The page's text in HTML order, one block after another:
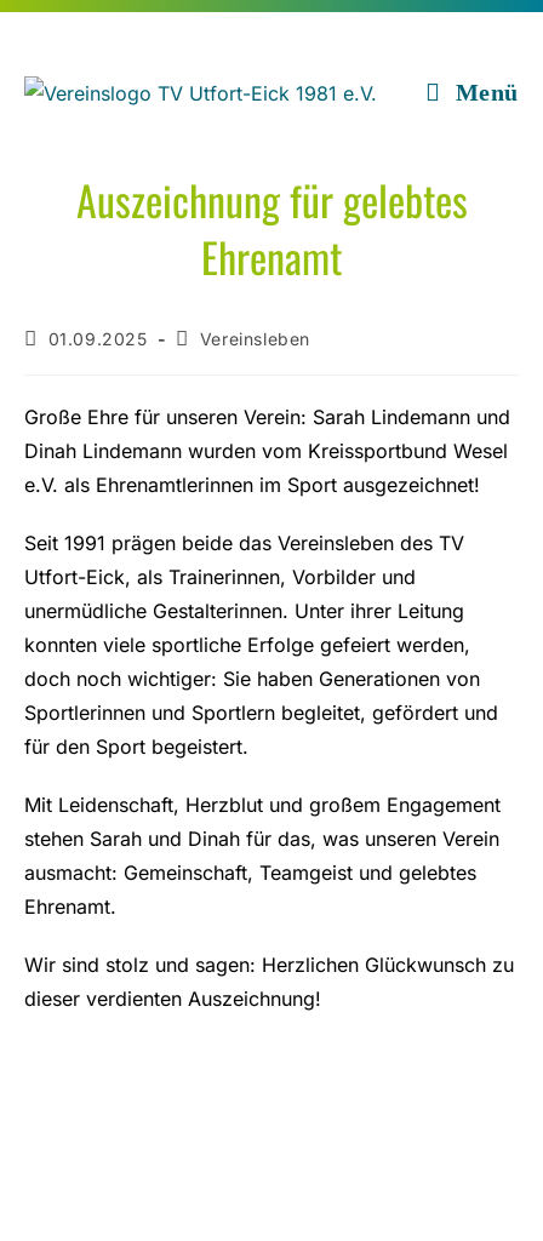
Zum
springen
Menü
Auszeichnung für gelebtes
Ehrenamt
Beitrag
01.09.2025
Beitrags-
Vereinsleben
Große Ehre für unseren Verein: Sarah Lindemann und
Dinah Lindemann wurden vom Kreissportbund Wesel
e.V. als Ehrenamtlerinnen im Sport ausgezeichnet!
Seit 1991 prägen beide das Vereinsleben des TV
Utfort-Eick, als Trainerinnen, Vorbilder und
unermüdliche Gestalterinnen. Unter ihrer Leitung
konnten viele sportliche Erfolge gefeiert werden,
doch noch wichtiger: Sie haben Generationen von
Sportlerinnen und Sportlern begleitet, gefördert und
für den Sport begeistert.
Mit Leidenschaft, Herzblut und großem Engagement
stehen Sarah und Dinah für das, was unseren Verein
ausmacht: Gemeinschaft, Teamgeist und gelebtes
Ehrenamt.
Wir sind stolz und sagen: Herzlichen Glückwunsch zu
dieser verdienten Auszeichnung!